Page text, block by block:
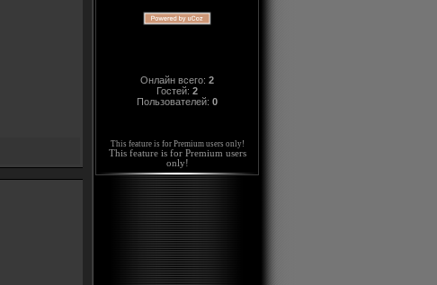
Онлайн всего: 2
Гостей: 2
Пользователей: 0
This feature is for Premium users only!
This feature is for Premium users
only!